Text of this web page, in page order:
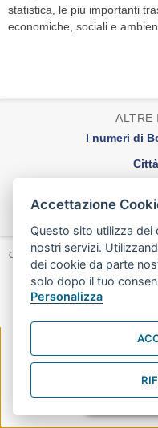
statistica, le più importanti
economiche, sociali e
ALTRE
I numeri di
Copyright 2014 - Area
-
Tel. 051/
-
Accettazione
Questo sito utilizza dei
nostri servizi.
dei cookie da parte
solo dopo il tuo
Personalizza
1)
2)